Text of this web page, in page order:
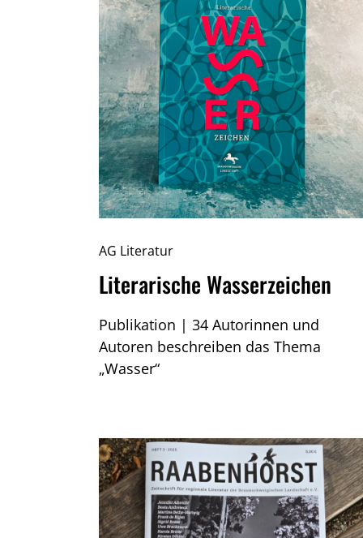
AG Literatur
Literarische Wasserzeichen
Publikation | 34 Autorinnen und
Autoren beschreiben das Thema
„Wasser“